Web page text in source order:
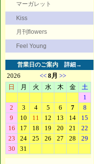
マーガレット
Kiss
月刊flowers
Feel Young
営業日のご案内 詳細→